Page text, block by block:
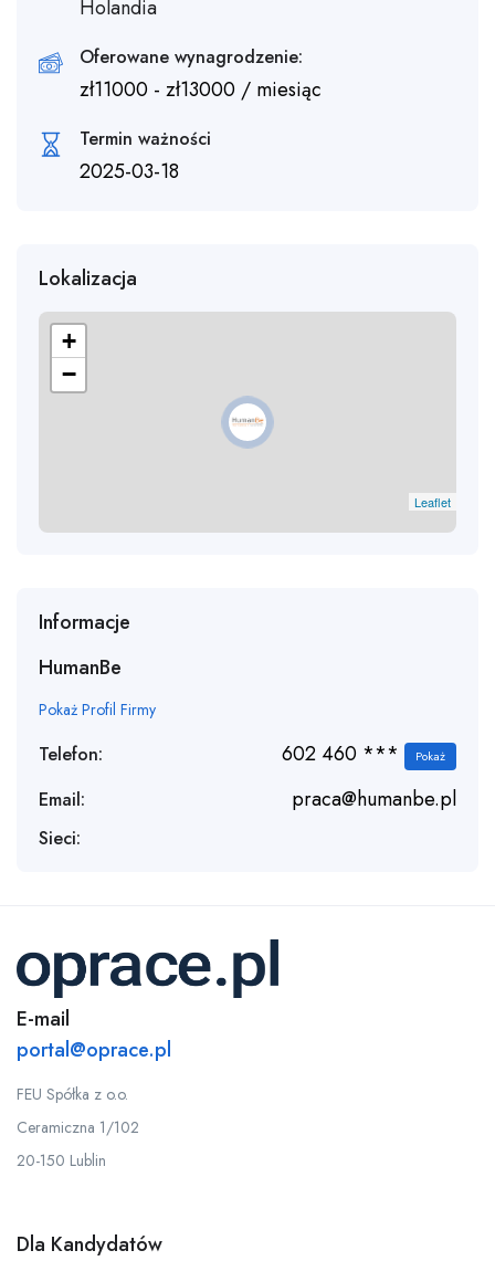
Holandia
Oferowane wynagrodzenie:
zł11000 - zł13000 / miesiąc
Termin ważności
2025-03-18
Lokalizacja
+
−
Leaflet
Informacje
HumanBe
Pokaż Profil Firmy
Telefon: 602 460 *** Pokaż
Email: praca@humanbe.pl
Sieci:
E-mail
portal@oprace.pl
FEU Spółka z o.o.
Ceramiczna 1/102
20-150 Lublin
Dla Kandydatów